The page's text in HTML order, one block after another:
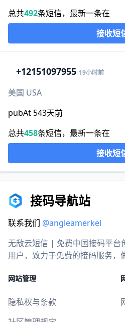
总共492条短信，最新一条在
接收短
+12151097955 19小时前
美国 USA
pubAt 543天前
总共458条短信，最新一条在
接收短
接码导航站
联系我们 @angleamerkel
无敌云短信 | 免费中国接码平台
用户，致力于免费的接码服务，
网站管理
隐私权与条款